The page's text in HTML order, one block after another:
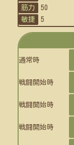
筋力
50
敏捷
5
通常時
戦闘開始時
戦闘開始時
戦闘開始時